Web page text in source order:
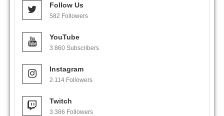
Follow Us
582 Followers
YouTube
3.860 Subscribers
Instagram
2.114 Followers
Twitch
3.386 Followers